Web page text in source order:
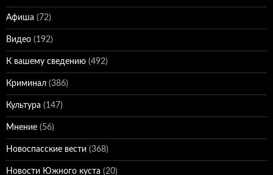
Афиша (72)
Видео (192)
К вашему сведению (492)
Криминал (386)
Культура (147)
Мнение (56)
Новоспасские вести (368)
Новости Южного куста (20)